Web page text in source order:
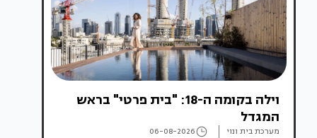
וילה בקומה ה-18: "בית פרטי" בראש
המגדל
מערכת בית ונוי 06-08-2026